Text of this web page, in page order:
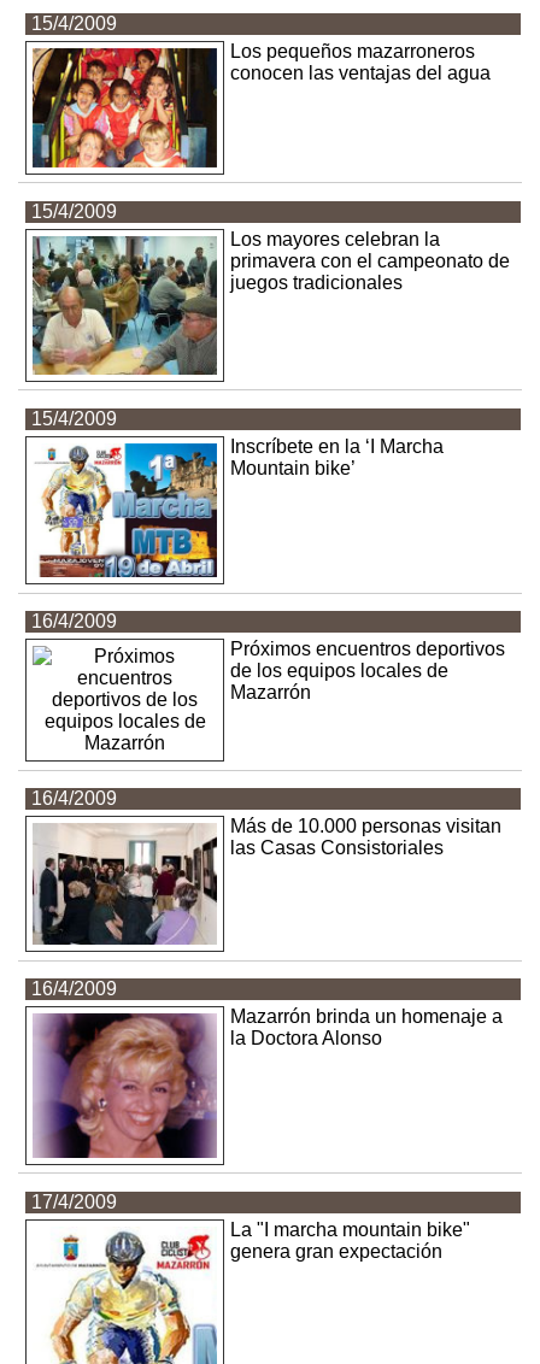
15/4/2009
Los pequeños mazarroneros
conocen las ventajas del agua
15/4/2009
Los mayores celebran la
primavera con el campeonato de
juegos tradicionales
15/4/2009
Inscríbete en la ‘I Marcha
Mountain bike’
16/4/2009
Próximos encuentros deportivos
de los equipos locales de
Mazarrón
16/4/2009
Más de 10.000 personas visitan
las Casas Consistoriales
16/4/2009
Mazarrón brinda un homenaje a
la Doctora Alonso
17/4/2009
La "I marcha mountain bike"
genera gran expectación